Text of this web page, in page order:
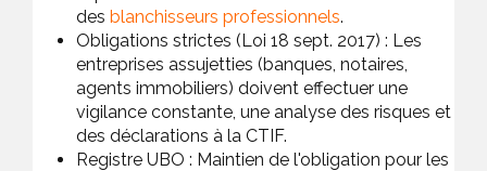
des blanchisseurs professionnels.
Obligations strictes (Loi 18 sept. 2017) : Les
entreprises assujetties (banques, notaires,
agents immobiliers) doivent effectuer une
vigilance constante, une analyse des risques et
des déclarations à la CTIF.
Registre UBO : Maintien de l'obligation pour les